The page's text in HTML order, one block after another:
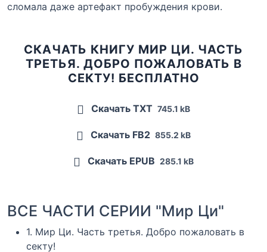
сломала даже артефакт пробуждения крови.
СКАЧАТЬ КНИГУ МИР ЦИ. ЧАСТЬ
ТРЕТЬЯ. ДОБРО ПОЖАЛОВАТЬ В
СЕКТУ! БЕСПЛАТНО
Скачать TXT 745.1 kB
Скачать FB2 855.2 kB
Скачать EPUB 285.1 kB
ВСЕ ЧАСТИ СЕРИИ "Мир Ци"
1. Мир Ци. Часть третья. Добро пожаловать в
секту!